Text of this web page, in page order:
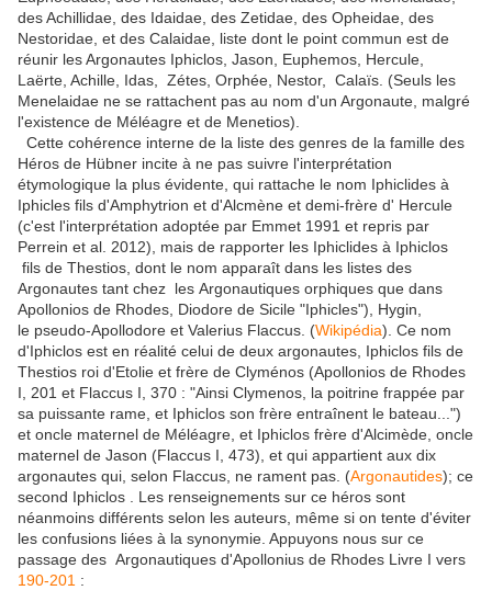
des Achillidae, des Idaidae, des Zetidae, des Opheidae, des
Nestoridae, et des Calaidae, liste dont le point commun est de
réunir les Argonautes Iphiclos, Jason, Euphemos, Hercule,
Laërte, Achille, Idas, Zétes, Orphée, Nestor, Calaïs. (Seuls les
Menelaidae ne se rattachent pas au nom d'un Argonaute, malgré
l'existence de Méléagre et de Menetios).
Cette cohérence interne de la liste des genres de la famille des
Héros de Hübner incite à ne pas suivre l'interprétation
étymologique la plus évidente, qui rattache le nom Iphiclides à
Iphicles fils d'Amphytrion et d'Alcmène et demi-frère d' Hercule
(c'est l'interprétation adoptée par Emmet 1991 et repris par
Perrein et al. 2012), mais de rapporter les Iphiclides à Iphiclos
fils de Thestios, dont le nom apparaît dans les listes des
Argonautes tant chez les Argonautiques orphiques que dans
Apollonios de Rhodes, Diodore de Sicile "Iphicles"), Hygin,
le pseudo-Apollodore et Valerius Flaccus. (Wikipédia). Ce nom
d'Iphiclos est en réalité celui de deux argonautes, Iphiclos fils de
Thestios roi d'Etolie et frère de Clyménos (Apollonios de Rhodes
I, 201 et Flaccus I, 370 : "Ainsi Clymenos, la poitrine frappée par
sa puissante rame, et Iphiclos son frère entraînent le bateau...")
et oncle maternel de Méléagre, et Iphiclos frère d'Alcimède, oncle
maternel de Jason (Flaccus I, 473), et qui appartient aux dix
argonautes qui, selon Flaccus, ne rament pas. (Argonautides); ce
second Iphiclos . Les renseignements sur ce héros sont
néanmoins différents selon les auteurs, même si on tente d'éviter
les confusions liées à la synonymie. Appuyons nous sur ce
passage des Argonautiques d'Apollonius de Rhodes Livre I vers
190-201 :